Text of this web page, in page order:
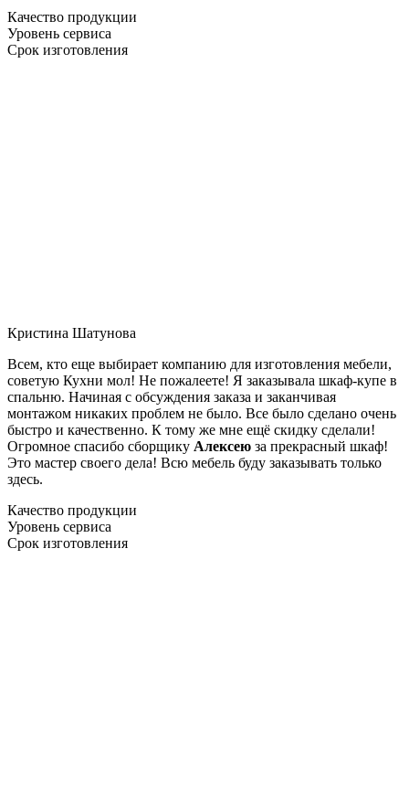
Качество продукции
Уровень сервиса
Срок изготовления
Кристина Шатунова
Всем, кто еще выбирает компанию для изготовления мебели,
советую Кухни мол! Не пожалеете! Я заказывала шкаф-купе в
спальню. Начиная с обсуждения заказа и заканчивая
монтажом никаких проблем не было. Все было сделано очень
быстро и качественно. К тому же мне ещё скидку сделали!
Огромное спасибо сборщику Алексею за прекрасный шкаф!
Это мастер своего дела! Всю мебель буду заказывать только
здесь.
Качество продукции
Уровень сервиса
Срок изготовления